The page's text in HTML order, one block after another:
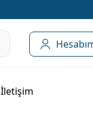
İletişim